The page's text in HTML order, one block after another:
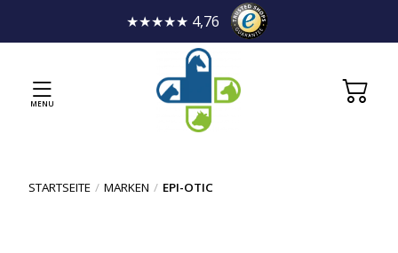
★★★★★ 4,76
MENU
STARTSEITE / MARKEN / EPI-OTIC